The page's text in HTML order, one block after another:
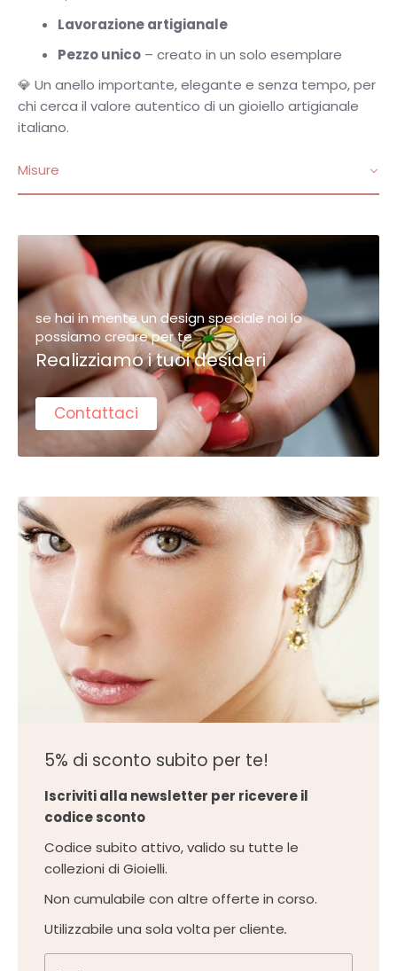
Lavorazione artigianale
Pezzo unico – creato in un solo esemplare
💎 Un anello importante, elegante e senza tempo, per
chi cerca il valore autentico di un gioiello artigianale
italiano.
Misure
se hai in mente un design speciale noi lo
possiamo creare per te
Realizziamo i tuoi desideri
Contattaci
5% di sconto subito per te!
Iscriviti alla newsletter per ricevere il
codice sconto
Codice subito attivo, valido su tutte le
collezioni di Gioielli.
Non cumulabile con altre offerte in corso.
Utilizzabile una sola volta per cliente.